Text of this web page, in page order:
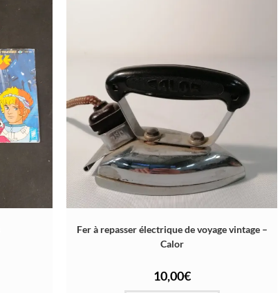
Fer à repasser électrique de voyage vintage –
Calor
10,00€